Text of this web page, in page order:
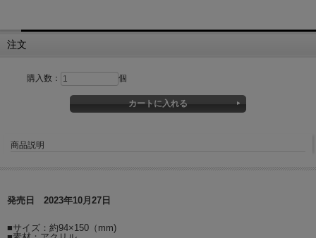
注文
購入数： 個
商品説明
発売日 2023年10月27日
■サイズ：約94×150（mm)